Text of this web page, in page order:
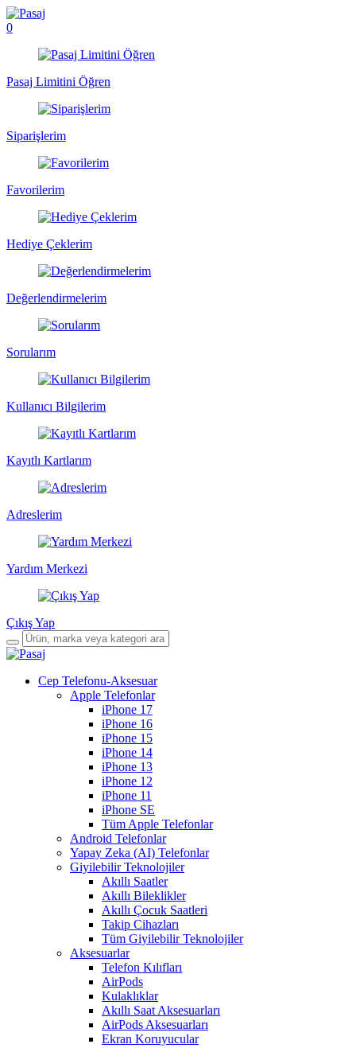
0
Pasaj Limitini Öğren
Siparişlerim
Favorilerim
Hediye Çeklerim
Değerlendirmelerim
Sorularım
Kullanıcı Bilgilerim
Kayıtlı Kartlarım
Adreslerim
Yardım Merkezi
Çıkış Yap
Cep Telefonu-Aksesuar
Apple Telefonlar
iPhone 17
iPhone 16
iPhone 15
iPhone 14
iPhone 13
iPhone 12
iPhone 11
iPhone SE
Tüm Apple Telefonlar
Android Telefonlar
Yapay Zeka (AI) Telefonlar
Giyilebilir Teknolojiler
Akıllı Saatler
Akıllı Bileklikler
Akıllı Çocuk Saatleri
Takip Cihazları
Tüm Giyilebilir Teknolojiler
Aksesuarlar
Telefon Kılıfları
AirPods
Kulaklıklar
Akıllı Saat Aksesuarları
AirPods Aksesuarları
Ekran Koruyucular